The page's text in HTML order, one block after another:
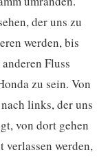
der uns zu
werden, bis
Fluss
zu sein. Von
links, der uns
von dort gehen
werden,